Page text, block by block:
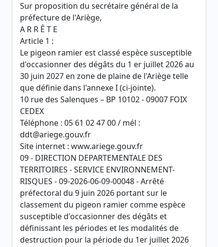
Sur proposition du secrétaire général de la
préfecture de l'Ariège,
A R R Ê T E
Article 1 :
Le pigeon ramier est classé espèce susceptible
d'occasionner des dégâts du 1 er juillet 2026 au
30 juin 2027 en zone de plaine de l'Ariège telle
que définie dans l'annexe I (ci-jointe).
10 rue des Salenques – BP 10102 - 09007 FOIX
CEDEX
Téléphone : 05 61 02 47 00 / mél :
ddt@ariege.gouv.fr
Site internet : www.ariege.gouv.fr
09 - DIRECTION DEPARTEMENTALE DES
TERRITOIRES - SERVICE ENVIRONNEMENT-
RISQUES - 09-2026-06-09-00048 - Arrêté
préfectoral du 9 juin 2026 portant sur le
classement du pigeon ramier comme espèce
susceptible d'occasionner des dégâts et
définissant les périodes et les modalités de
destruction pour la période du 1er juillet 2026